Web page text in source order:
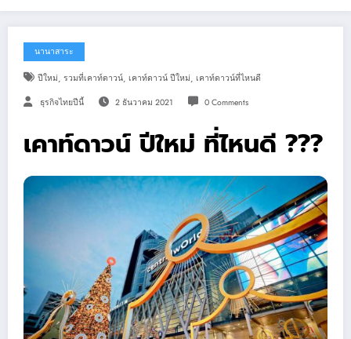
นานาสาระ
ปีใหม่, รวมที่เคาท์ดาวน์, เคาท์ดาวน์ ปีใหม่, เคาท์ดาวน์ที่ไหนดี
ธุรกิจไทยปีนี้ 2 ธันวาคม 2021 0 Comments
เคาท์ดาวน์ ปีใหม่ ที่ไหนดี ???